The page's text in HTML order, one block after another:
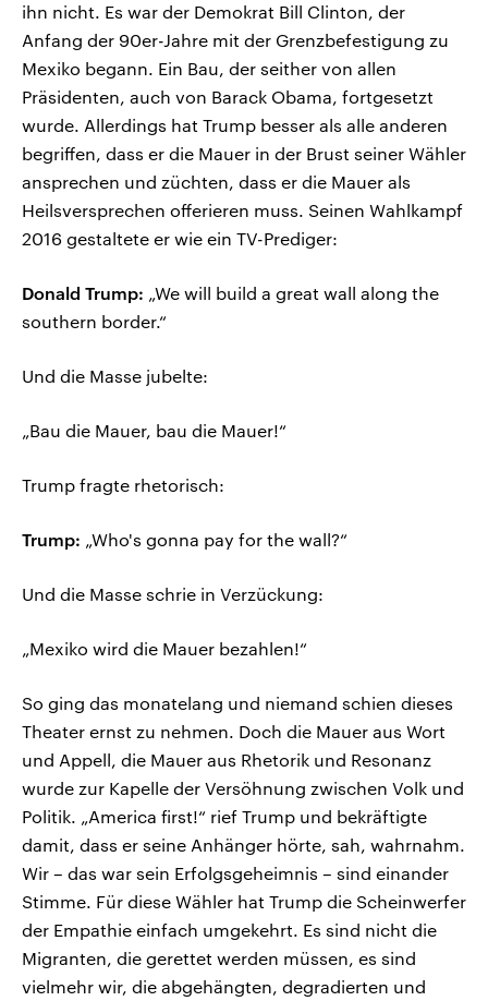
ihn nicht. Es war der Demokrat Bill Clinton, der
Anfang der 90er-Jahre mit der Grenzbefestigung zu
Mexiko begann. Ein Bau, der seither von allen
Präsidenten, auch von Barack Obama, fortgesetzt
wurde. Allerdings hat Trump besser als alle anderen
begriffen, dass er die Mauer in der Brust seiner Wähler
ansprechen und züchten, dass er die Mauer als
Heilsversprechen offerieren muss. Seinen Wahlkampf
2016 gestaltete er wie ein TV-Prediger:
Donald Trump: „We will build a great wall along the
southern border.“
Und die Masse jubelte:
„Bau die Mauer, bau die Mauer!“
Trump fragte rhetorisch:
Trump: „Who's gonna pay for the wall?“
Und die Masse schrie in Verzückung:
„Mexiko wird die Mauer bezahlen!“
So ging das monatelang und niemand schien dieses
Theater ernst zu nehmen. Doch die Mauer aus Wort
und Appell, die Mauer aus Rhetorik und Resonanz
wurde zur Kapelle der Versöhnung zwischen Volk und
Politik. „America first!“ rief Trump und bekräftigte
damit, dass er seine Anhänger hörte, sah, wahrnahm.
Wir – das war sein Erfolgsgeheimnis – sind einander
Stimme. Für diese Wähler hat Trump die Scheinwerfer
der Empathie einfach umgekehrt. Es sind nicht die
Migranten, die gerettet werden müssen, es sind
vielmehr wir, die abgehängten, degradierten und